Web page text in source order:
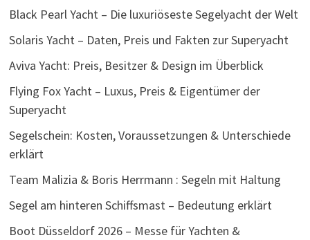
Black Pearl Yacht – Die luxuriöseste Segelyacht der Welt
Solaris Yacht – Daten, Preis und Fakten zur Superyacht
Aviva Yacht: Preis, Besitzer & Design im Überblick
Flying Fox Yacht – Luxus, Preis & Eigentümer der
Superyacht
Segelschein: Kosten, Voraussetzungen & Unterschiede
erklärt
Team Malizia & Boris Herrmann : Segeln mit Haltung
Segel am hinteren Schiffsmast – Bedeutung erklärt
Boot Düsseldorf 2026 – Messe für Yachten &